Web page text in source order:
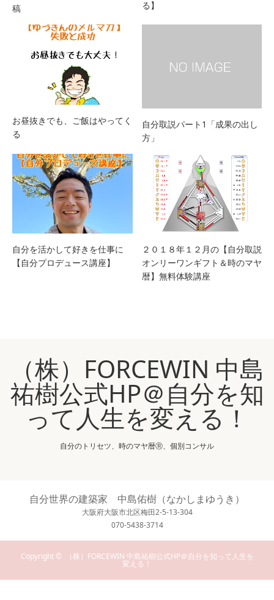
稿
る】
お昼抜きでも、ご飯はやってく
る
自分取説パート1「成果の出し
方」
自分を活かして好きを仕事に
【自分プロデュース講座】
２０１８年１２月の【自分取説
オンリーワンギフト＆時のマヤ
暦】無料体験講座
（株）FORCEWIN 中島
祐樹公式HP＠自分を知
って人生を変える！
自分のトリセツ、時のマヤ暦Ⓡ、個別コンサル
自分世界の建築家 中島佑樹（なかしまゆうき）
大阪府大阪市北区梅田2-5-13-304
070-5438-3714
Copyright © （株）FORCEWIN 中島祐樹公式HP＠自分を知って人生を
変える！